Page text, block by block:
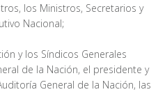
los Ministros, Secretarios y
Nacional;
y los Síndicos Generales
de la Nación, el presidente y
General de la Nación, las